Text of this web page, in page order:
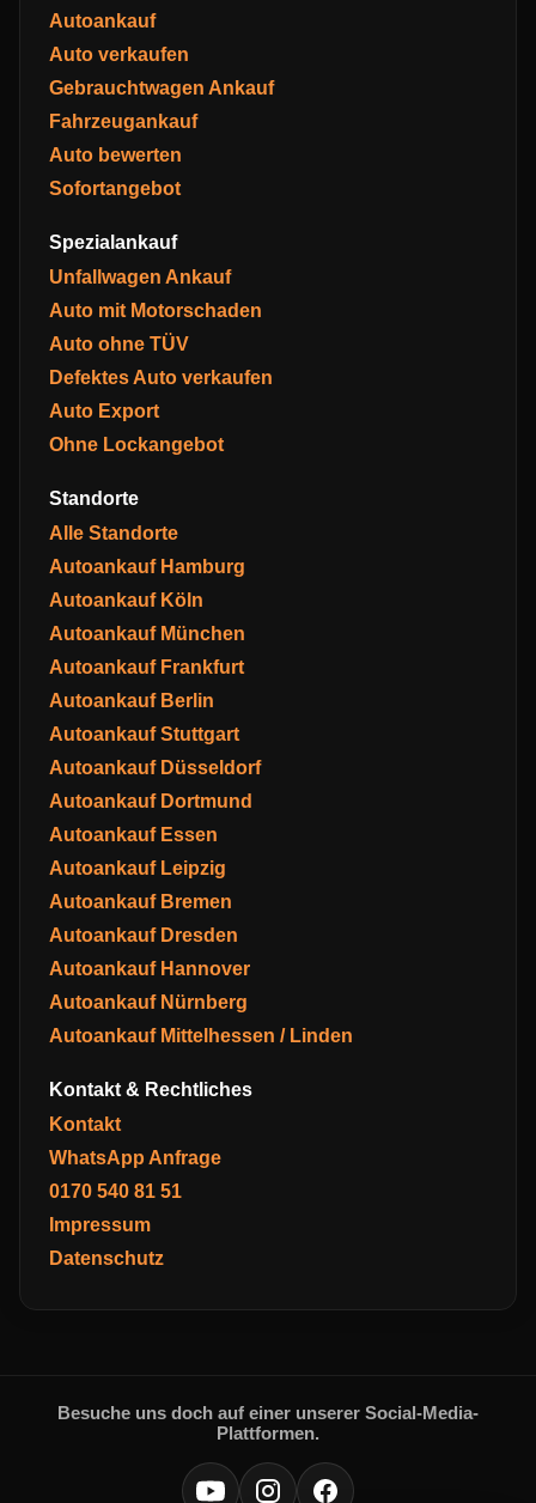
Autoankauf
Auto verkaufen
Gebrauchtwagen Ankauf
Fahrzeugankauf
Auto bewerten
Sofortangebot
Spezialankauf
Unfallwagen Ankauf
Auto mit Motorschaden
Auto ohne TÜV
Defektes Auto verkaufen
Auto Export
Ohne Lockangebot
Standorte
Alle Standorte
Autoankauf Hamburg
Autoankauf Köln
Autoankauf München
Autoankauf Frankfurt
Autoankauf Berlin
Autoankauf Stuttgart
Autoankauf Düsseldorf
Autoankauf Dortmund
Autoankauf Essen
Autoankauf Leipzig
Autoankauf Bremen
Autoankauf Dresden
Autoankauf Hannover
Autoankauf Nürnberg
Autoankauf Mittelhessen / Linden
Kontakt & Rechtliches
Kontakt
WhatsApp Anfrage
0170 540 81 51
Impressum
Datenschutz
Besuche uns doch auf einer unserer Social-Media-
Plattformen.